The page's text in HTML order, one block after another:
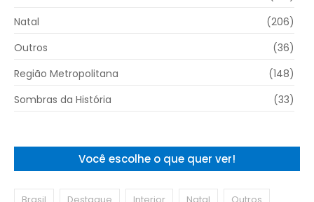
Natal
(206)
Outros
(36)
Região Metropolitana
(148)
Sombras da História
(33)
Você escolhe o que quer ver!